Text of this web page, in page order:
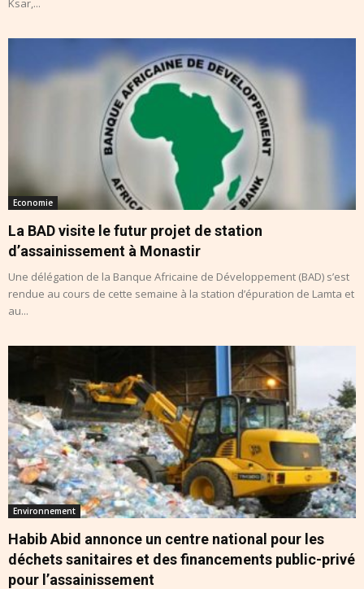
Ksar,...
Economie
La BAD visite le futur projet de station
d’assainissement à Monastir
Une délégation de la Banque Africaine de Développement (BAD) s’est
rendue au cours de cette semaine à la station d’épuration de Lamta et
au...
Environnement
Habib Abid annonce un centre national pour les
déchets sanitaires et des financements public-privé
pour l’assainissement